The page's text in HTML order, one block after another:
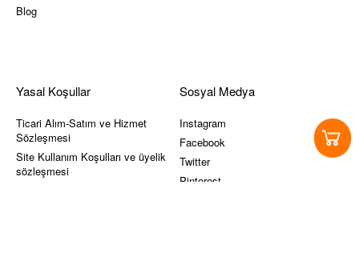
Blog
Yasal Koşullar
Ticari Alım-Satım ve Hizmet
Sözleşmesi
Site Kullanım Koşulları ve üyelik
sözleşmesi
Sosyal Medya
Instagram
Facebook
Twitter
Pinterest